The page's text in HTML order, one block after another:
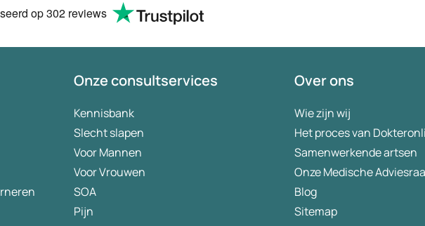
op302 reviews
Onze consultservices
Kennisbank
Slecht slapen
Voor Mannen
Voor Vrouwen
SOA
Pijn
Over ons
Wie zijn wij
Het proces van
Samenwerkende artsen
Onze Medische
Blog
Sitemap